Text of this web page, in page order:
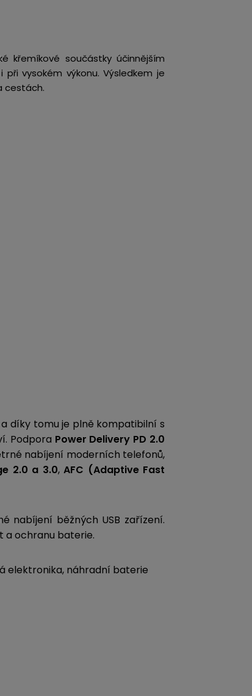
křemíkové součástky účinnějším
vysokém výkonu. Výsledkem je
cestách.
díky tomu je plně kompatibilní s
Podpora Power Delivery PD 2.0
nabíjení moderních telefonů,
2.0 a 3.0,AFC (Adaptive Fast
nabíjení běžných USB zařízení.
a ochranu baterie.
elektronika, náhradní baterie